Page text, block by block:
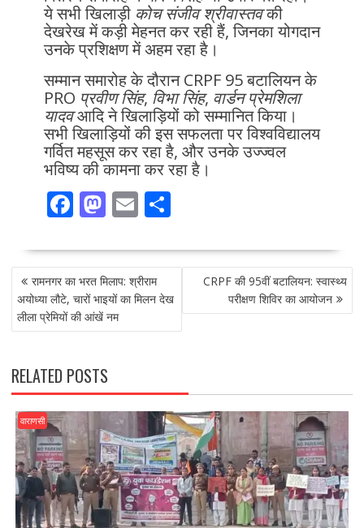
ये सभी खिलाड़ी कोच संजीव श्रीवास्तवकी
देखरेख में कड़ी मेहनत कर रही हैं, जिनका योगदान
उनके प्रशिक्षण में अहम रहा है।
सम्मान समारोह के दौरान CRPF 95 बटालियन के
PRO प्रवीण सिंह, विभा सिंह, वार्डन प्रेमशिला
यादवआदि ने खिलाड़ियों को सम्मानित किया।
सभी खिलाड़ियों की इस सफलता पर विश्वविद्यालय
गर्वित महसूस कर रहा है, और उनके उज्ज्वल
भविष्य की कामना कर रहा है।
F
e
b
o
o
k
M
to
d
o
n
E
ai
l
S
ar
POST
NAVIGATION
रामनगर का भरत मिलाप: श्रीराम
अयोध्या लौटे, चारों भाइयों का मिलन देख
लीला प्रेमियों की आंखें नम
CRPF की 95वीं बटालियन: स्वास्थ्य
परीक्षण शिविर का आयोजन
RELATED POSTS
वाराणसी